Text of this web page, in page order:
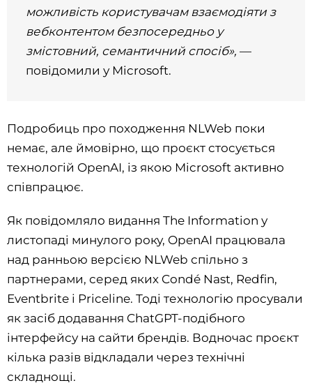
можливість користувачам взаємодіяти з
вебконтентом безпосередньо у
змістовний, семантичний спосіб»,—
повідомили у Microsoft.
Подробиць про походження NLWeb поки
немає, але ймовірно, що проєкт стосується
технологій OpenAI, із якою Microsoft активно
співпрацює.
Як повідомляло видання The Information у
листопаді минулого року, OpenAI працювала
над ранньою версією NLWeb спільно з
партнерами, серед яких Condé Nast, Redfin,
Eventbrite і Priceline. Тоді технологію просували
як засіб додавання ChatGPT-подібного
інтерфейсу на сайти брендів. Водночас проєкт
кілька разів відкладали через технічні
складнощі.